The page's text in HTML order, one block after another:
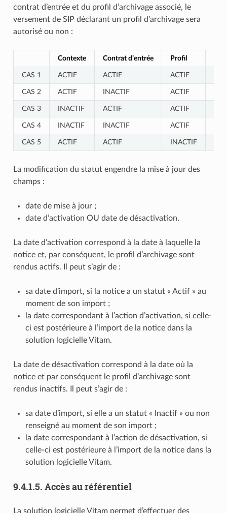
contrat d’entrée et du profil d’archivage associé, le
versement de SIP déclarant un profil d’archivage sera
autorisé ou non :
Contexte Contrat d’entrée Profil
CAS 1 ACTIF ACTIF ACTIF
CAS 2 ACTIF INACTIF ACTIF
CAS 3 INACTIF ACTIF ACTIF
CAS 4 INACTIF INACTIF ACTIF
CAS 5 ACTIF ACTIF INACTIF
La modification du statut engendre la mise à jour des
champs :
date de mise à jour ;
date d’activation OU date de désactivation.
La date d’activation correspond à la date à laquelle la
notice et, par conséquent, le profil d’archivage sont
rendus actifs. Il peut s’agir de :
sa date d’import, si la notice a un statut « Actif » au
moment de son import ;
la date correspondant à l’action d’activation, si celle-
ci est postérieure à l’import de la notice dans la
solution logicielle Vitam.
La date de désactivation correspond à la date où la
notice et par conséquent le profil d’archivage sont
rendus inactifs. Il peut s’agir de :
sa date d’import, si elle a un statut « Inactif » ou non
renseigné au moment de son import ;
la date correspondant à l’action de désactivation, si
celle-ci est postérieure à l’import de la notice dans la
solution logicielle Vitam.
9.4.1.5. Accès au référentiel
La solution logicielle Vitam permet d’effectuer des